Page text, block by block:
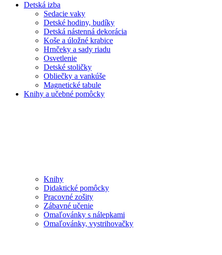
Detská izba
Sedacie vaky
Detské hodiny, budíky
Detská nástenná dekorácia
Koše a úložné krabice
Hrnčeky a sady riadu
Osvetlenie
Detské stoličky
Obliečky a vankúše
Magnetické tabule
Knihy a učebné pomôcky
Knihy
Didaktické pomôcky
Pracovné zošity
Zábavné učenie
Omaľovánky s nálepkami
Omaľovánky, vystrihovačky